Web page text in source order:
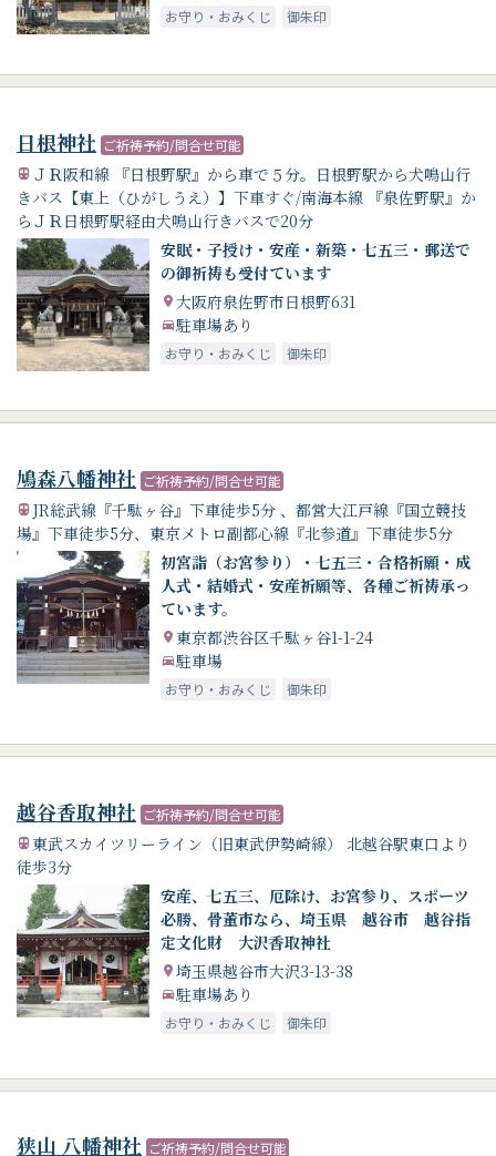
お守り・おみくじ 御朱印
日根神社 ご祈祷予約/問合せ可能
ＪＲ阪和線 『日根野駅』から車で５分。日根野駅から犬鳴山行
きバス【東上（ひがしうえ）】下車すぐ/南海本線 『泉佐野駅』か
らＪＲ日根野駅経由犬鳴山行きバスで20分
安眠・子授け・安産・新築・七五三・郵送で
の御祈祷も受付ています
大阪府泉佐野市日根野631
駐車場あり
お守り・おみくじ 御朱印
鳩森八幡神社 ご祈祷予約/問合せ可能
JR総武線『千駄ヶ谷』下車徒歩5分 、都営大江戸線『国立競技
場』下車徒歩5分、東京メトロ副都心線『北参道』下車徒歩5分
初宮詣（お宮参り）・七五三・合格祈願・成
人式・結婚式・安産祈願等、各種ご祈祷承っ
ています。
東京都渋谷区千駄ヶ谷1-1-24
駐車場
お守り・おみくじ 御朱印
越谷香取神社 ご祈祷予約/問合せ可能
東武スカイツリーライン（旧東武伊勢崎線） 北越谷駅東口より
徒歩3分
安産、七五三、厄除け、お宮参り、スポーツ
必勝、骨董市なら、埼玉県 越谷市 越谷指
定文化財 大沢香取神社
埼玉県越谷市大沢3-13-38
駐車場あり
お守り・おみくじ 御朱印
狭山 八幡神社 ご祈祷予約/問合せ可能